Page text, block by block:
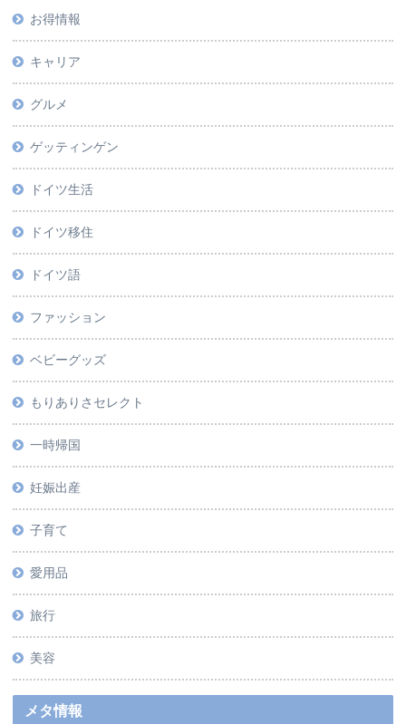
お得情報
キャリア
グルメ
ゲッティンゲン
ドイツ生活
ドイツ移住
ドイツ語
ファッション
ベビーグッズ
もりありさセレクト
一時帰国
妊娠出産
子育て
愛用品
旅行
美容
メタ情報